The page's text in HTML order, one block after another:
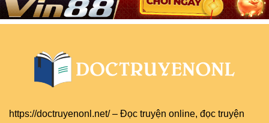
https://doctruyenonl.net/ – Đọc truyện online, đọc truyện